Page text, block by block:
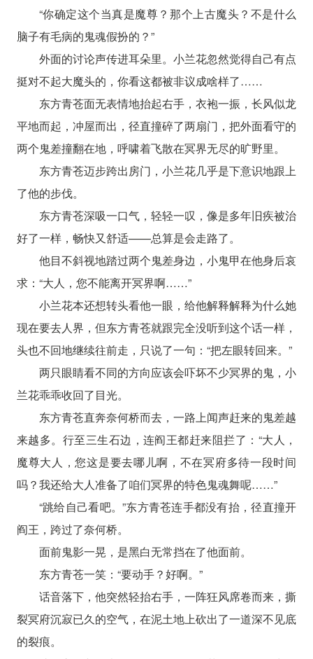
“你确定这个当真是魔尊？那个上古魔头？不是什么
脑子有毛病的鬼魂假扮的？”
外面的讨论声传进耳朵里。小兰花忽然觉得自己有点
挺对不起大魔头的，你看这都被非议成啥样了……
东方青苍面无表情地抬起右手，衣袍一振，长风似龙
平地而起，冲屋而出，径直撞碎了两扇门，把外面看守的
两个鬼差撞翻在地，呼啸着飞散在冥界无尽的旷野里。
东方青苍迈步跨出房门，小兰花几乎是下意识地跟上
了他的步伐。
东方青苍深吸一口气，轻轻一叹，像是多年旧疾被治
好了一样，畅快又舒适——总算是会走路了。
他目不斜视地踏过两个鬼差身边，小鬼甲在他身后哀
求：“大人，您不能离开冥界啊……”
小兰花本还想转头看他一眼，给他解释解释为什么她
现在要去人界，但东方青苍就跟完全没听到这个话一样，
头也不回地继续往前走，只说了一句：“把左眼转回来。”
两只眼睛看不同的方向应该会吓坏不少冥界的鬼，小
兰花乖乖收回了目光。
东方青苍直奔奈何桥而去，一路上闻声赶来的鬼差越
来越多。行至三生石边，连阎王都赶来阻拦了：“大人，
魔尊大人，您这是要去哪儿啊，不在冥府多待一段时间
吗？我还给大人准备了咱们冥界的特色鬼魂舞呢……”
“跳给自己看吧。”东方青苍连手都没有抬，径直撞开
阎王，跨过了奈何桥。
面前鬼影一晃，是黑白无常挡在了他面前。
东方青苍一笑：“要动手？好啊。”
话音落下，他突然轻抬右手，一阵狂风席卷而来，撕
裂冥府沉寂已久的空气，在泥土地上砍出了一道深不见底
的裂痕。